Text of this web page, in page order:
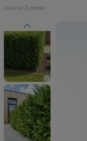
Leyland Zypresse